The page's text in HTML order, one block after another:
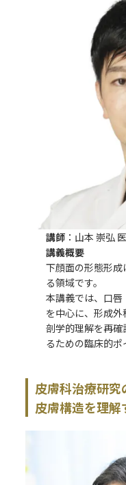
講師 ：山本 崇弘
講義概要
下顔面の形態形
る領域です。
本講義では、口
を中心に、形成
剖学的理解を再
るための臨床的ポ
皮膚科治療研
皮膚構造を理解